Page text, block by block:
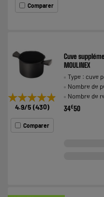
Comparer
★★★★★
★★★★★
4.9/5 (430)
Comparer
Cuve
MOULINEX
Type : cuve
Nombre de
Nombre de
34€50